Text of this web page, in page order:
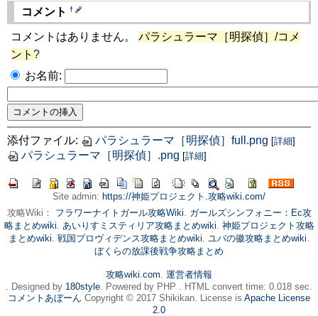
コメント †
コメントはありません。 パラシュラーマ［明探偵］/コメ
ント ?
お名前:
添付ファイル: パラシュラーマ［明探偵］full.png [詳細]
パラシュラーマ［明探偵］.png [詳細]
Site admin: https://神姫プロジェクト.攻略wiki.com/
攻略Wiki： フラワーナイトガール攻略Wiki. ガールズシンフォニー：Ec攻
略まとめwiki. あいりすミスティリア攻略まとめwiki. 神姫プロジェクト攻略
まとめwiki. 戦国プロヴィデンス攻略まとめwiki. ユバの徽攻略まとめwiki.
ぼくらの放課後戦争攻略まとめ
攻略wiki.com. 運営者情報
. Designed by 180style. Powered by PHP . HTML convert time: 0.018 sec.
コメントあぼーん Copyright © 2017 Shikikan. License is Apache License
2.0